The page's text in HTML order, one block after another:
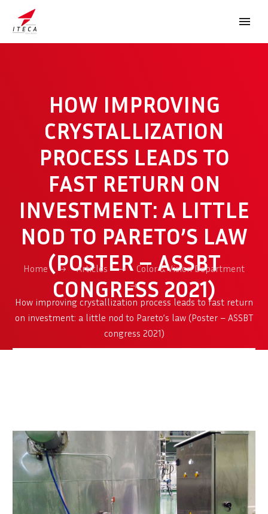
FRANÇAIS
HOW IMPROVING
CRYSTALLIZATION
PROCESS LEADS TO
FAST RETURN ON
INVESTMENT: A LITTLE
NOD TO PARETO’S LAW
(POSTER – ASSBT
CONGRESS 2021)
Home Articles Color & Vision Department
How improving crystallization process leads to fast return
on investment: a little nod to Pareto’s law (Poster – ASSBT
congress 2021)